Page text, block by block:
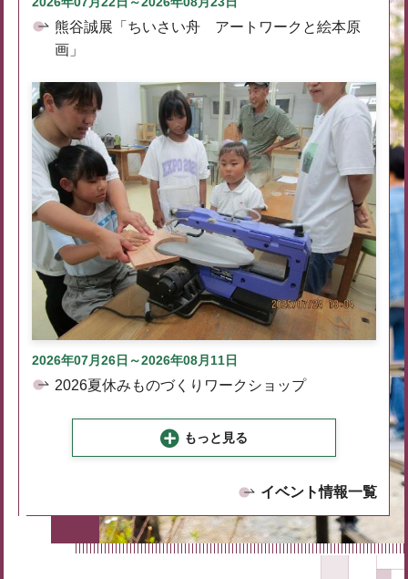
熊谷誠展「ちいさい舟 アートワークと絵本原
画」
2026年07月26日～2026年08月11日
2026夏休みものづくりワークショップ
もっと見る
イベント情報一覧